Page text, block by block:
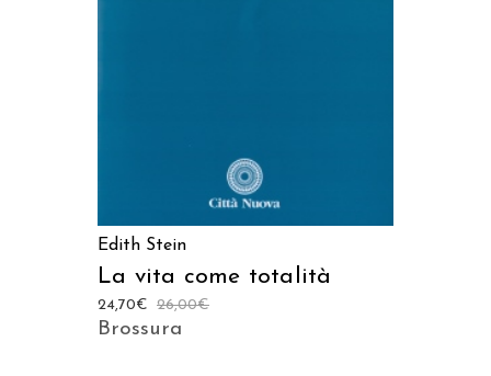
Edith Stein
La vita come totalità
26,00€
24,70€
Brossura